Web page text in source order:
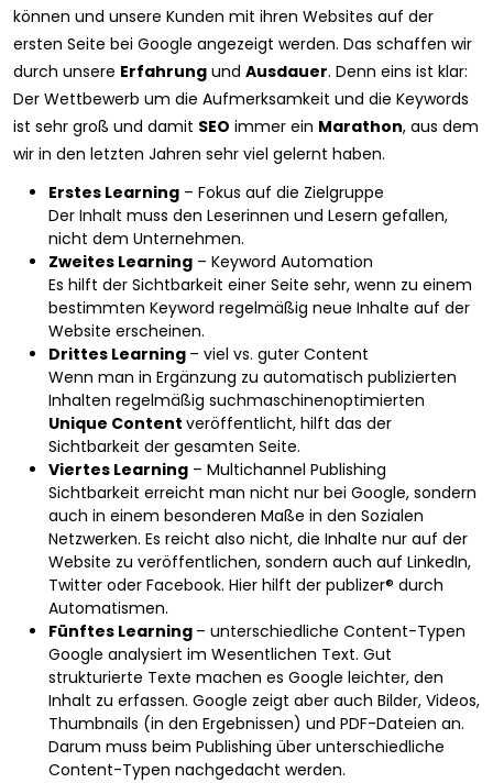
können und unsere Kunden mit ihren Websites auf der
ersten Seite bei Google angezeigt werden. Das schaffen wir
durch unsere Erfahrung und Ausdauer. Denn eins ist klar:
Der Wettbewerb um die Aufmerksamkeit und die Keywords
ist sehr groß und damit SEO immer ein Marathon, aus dem
wir in den letzten Jahren sehr viel gelernt haben.
Erstes Learning – Fokus auf die Zielgruppe
Der Inhalt muss den Leserinnen und Lesern gefallen,
nicht dem Unternehmen.
Zweites Learning – Keyword Automation
Es hilft der Sichtbarkeit einer Seite sehr, wenn zu einem
bestimmten Keyword regelmäßig neue Inhalte auf der
Website erscheinen.
Drittes Learning – viel vs. guter Content
Wenn man in Ergänzung zu automatisch publizierten
Inhalten regelmäßig suchmaschinenoptimierten
Unique Content veröffentlicht, hilft das der
Sichtbarkeit der gesamten Seite.
Viertes Learning – Multichannel Publishing
Sichtbarkeit erreicht man nicht nur bei Google, sondern
auch in einem besonderen Maße in den Sozialen
Netzwerken. Es reicht also nicht, die Inhalte nur auf der
Website zu veröffentlichen, sondern auch auf LinkedIn,
Twitter oder Facebook. Hier hilft der publizer® durch
Automatismen.
Fünftes Learning – unterschiedliche Content-Typen
Google analysiert im Wesentlichen Text. Gut
strukturierte Texte machen es Google leichter, den
Inhalt zu erfassen. Google zeigt aber auch Bilder, Videos,
Thumbnails (in den Ergebnissen) und PDF-Dateien an.
Darum muss beim Publishing über unterschiedliche
Content-Typen nachgedacht werden.